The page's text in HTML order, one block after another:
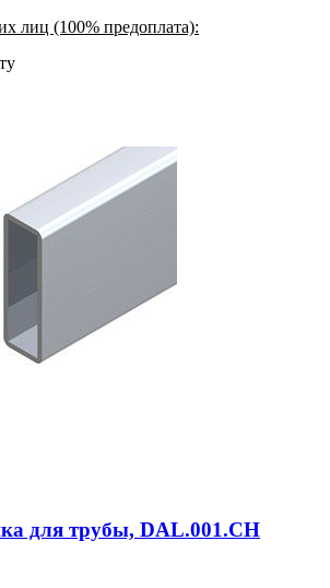
лиц (100% предоплата):
для трубы, DAL.001.CH